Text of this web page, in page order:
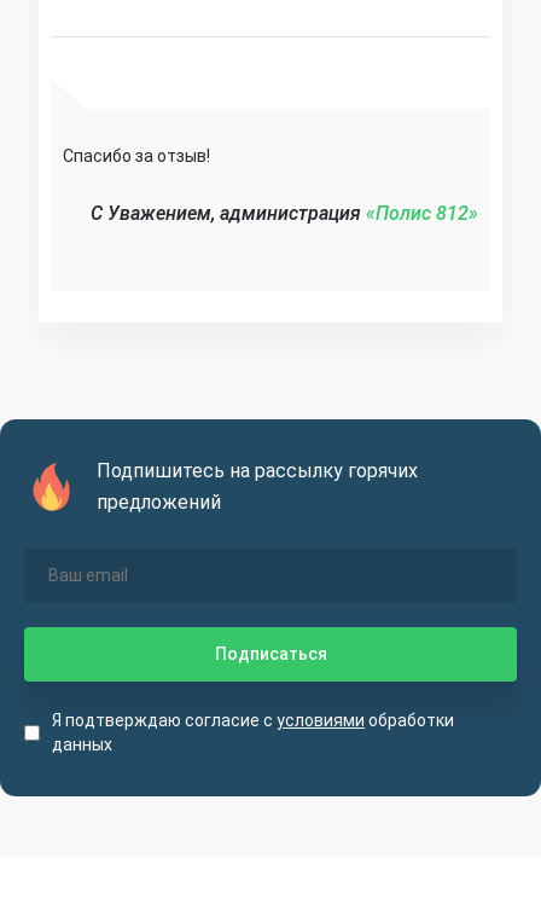
Спасибо за отзыв!
C Уважением, администрация «Полис 812»‎
Подпишитесь на рассылку горячих
предложений
Я подтверждаю согласие с условиями обработки
данных